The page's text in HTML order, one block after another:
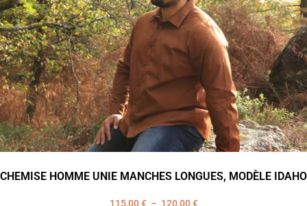
CHEMISE HOMME UNIE MANCHES LONGUES, MODÈLE IDAHO
115,00€ – 120,00€Plage